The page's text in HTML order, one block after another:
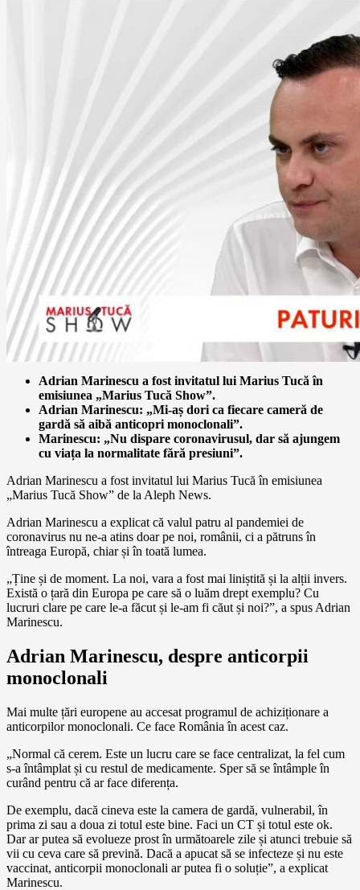
Adrian Marinescu a fost invitatul lui Marius Tucă în
emisiunea „Marius Tucă Show”.
Adrian Marinescu: „Mi-aș dori ca fiecare cameră de
gardă să aibă anticopri monoclonali”.
Marinescu: „Nu dispare coronavirusul, dar să ajungem
cu viața la normalitate fără presiuni”.
Adrian Marinescu a fost invitatul lui Marius Tucă în emisiunea
„Marius Tucă Show” de la Aleph News.
Adrian Marinescu a explicat că valul patru al pandemiei de
coronavirus nu ne-a atins doar pe noi, românii, ci a pătruns în
întreaga Europă, chiar și în toată lumea.
„Ține și de moment. La noi, vara a fost mai liniștită și la alții invers.
Există o țară din Europa pe care să o luăm drept exemplu? Cu
lucruri clare pe care le-a făcut și le-am fi căut și noi?”, a spus Adrian
Marinescu.
Adrian Marinescu, despre anticorpii
monoclonali
Mai multe țări europene au accesat programul de achiziționare a
anticorpilor monoclonali. Ce face România în acest caz.
„Normal că cerem. Este un lucru care se face centralizat, la fel cum
s-a întâmplat și cu restul de medicamente. Sper să se întâmple în
curând pentru că ar face diferența.
De exemplu, dacă cineva este la camera de gardă, vulnerabil, în
prima zi sau a doua zi totul este bine. Faci un CT și totul este ok.
Dar ar putea să evolueze prost în următoarele zile și atunci trebuie să
vii cu ceva care să prevină. Dacă a apucat să se infecteze și nu este
vaccinat, anticorpii monoclonali ar putea fi o soluție”, a explicat
Marinescu.